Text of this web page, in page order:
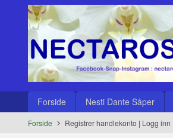
innholdet
Produkter
Forside Nesti Dante Såper
Forside Registrer handlekonto | Logg inn